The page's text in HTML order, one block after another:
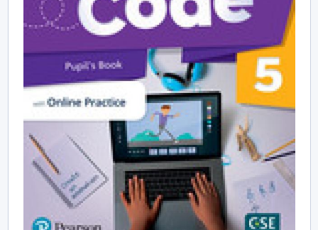
mokinių gebėjimus ir mokymosi tempą;
nuolatiniu formuojamuoju vertinimu ir refleksija,
padedančiais mokiniams suvokti savo pažangą ir
planuoti tolesnį mokymąsi.
Didelis dėmesys skiriamas bendradarbiavimo,
komunikavimo, socialinių ir emocinių gebėjimų
ugdymui. Mokiniai skatinami aktyviai dalyvauti
diskusijose, dirbti grupėse, pristatyti savo idėjas,
argumentuoti savo nuomonę ir reflektuoti mokymosi
patirtį.
Vadovėlis ugdo kultūrinį sąmoningumą – mokiniai
supažindinami su įvairių šalių kultūromis, skatinami jas
analizuoti, lyginti ir vertinti. Integruojamos temos,
susijusios su globaliais iššūkiais, technologijomis ir